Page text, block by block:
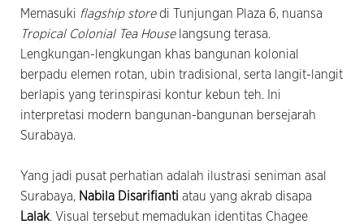
Memasuki flagship storedi Tunjungan Plaza 6, nuansa
Tropical Colonial Tea Houselangsung terasa.
Lengkungan-lengkungan khas bangunan kolonial
berpadu elemen rotan, ubin tradisional, serta langit-langit
berlapis yang terinspirasi kontur kebun teh. Ini
interpretasi modern bangunan-bangunan bersejarah
Surabaya.
Yang jadi pusat perhatian adalah ilustrasi seniman asal
Surabaya, Nabila Disarifianti atau yang akrab disapa
Lalak. Visual tersebut memadukan identitas Chagee